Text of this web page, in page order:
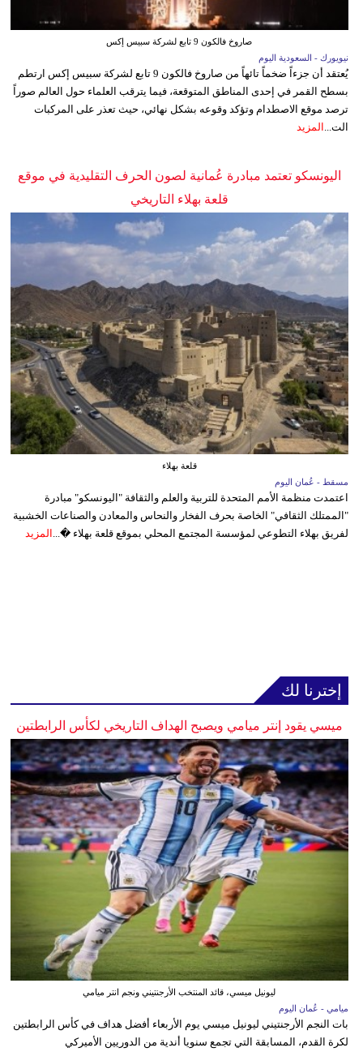
صاروخ فالكون 9 تابع لشركة سبيس إكس
نيويورك - السعودية اليوم
يُعتقد أن جزءاً ضخماً تائهاً من صاروخ فالكون 9 تابع لشركة سبيس إكس ارتطم
بسطح القمر في إحدى المناطق المتوقعة، فيما يترقب العلماء حول العالم صوراً
ترصد موقع الاصطدام وتؤكد وقوعه بشكل نهائي، حيث تعذر على المركبات
الت... المزيد
اليونسكو تعتمد مبادرة عُمانية لصون الحرف التقليدية في موقع
قلعة بهلاء التاريخي
قلعة بهلاء
مسقط - عُمان اليوم
اعتمدت منظمة الأمم المتحدة للتربية والعلم والثقافة "اليونسكو" مبادرة
"الممتلك الثقافي" الخاصة بحرف الفخار والنحاس والمعادن والصناعات الخشبية
لفريق بهلاء التطوعي لمؤسسة المجتمع المحلي بموقع قلعة بهلاء �... المزيد
إخترنا لك
ميسي يقود إنتر ميامي ويصبح الهداف التاريخي لكأس الرابطتين
ليونيل ميسي، قائد المنتخب الأرجنتيني ونجم انتر ميامي
ميامي - عُمان اليوم
بات النجم الأرجنتيني ليونيل ميسي يوم الأربعاء أفضل هداف في كأس الرابطتين
لكرة القدم، المسابقة التي تجمع سنويا أندية من الدوريين الأميركي